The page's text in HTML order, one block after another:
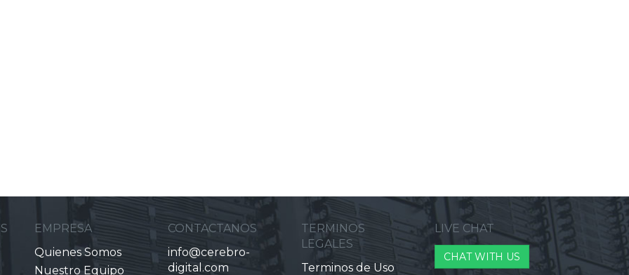
EMPRESA
Quienes Somos
Nuestro Equipo
CONTACTANOS
info@cerebro-
digital.com
TERMINOS
LEGALES
Terminos de Uso
LIVE CHAT
CHAT WITH US